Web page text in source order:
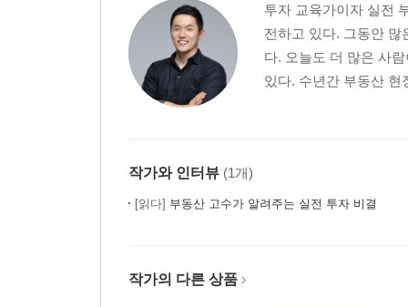
: 협상과 법적 절차를 동시에 진행해야 하는 이유
문을 열었더니 엄청난 쓰레기가!
: 반드시 받아야 하는 유체동산포기각서
경매를 인정하지 못하는 최악의 점유자
: 어떤 상황이라도 정해진 절차로 풀 수 있다는 믿음
3장 소유자가 두 명 이상일 때 공유물분할청구소송
기획부동산에 속아 산 토지의 공유자들과 협의하
투자 교육가이자 실전
전하고 있다. 그동안 많
다. 오늘도 더 많은 사
있다. 수년간 부동산 현
작가와 인터뷰 (1개)
[읽다] 부동산 고수가 알려주는 실전 투자 비결
작가의 다른 상품